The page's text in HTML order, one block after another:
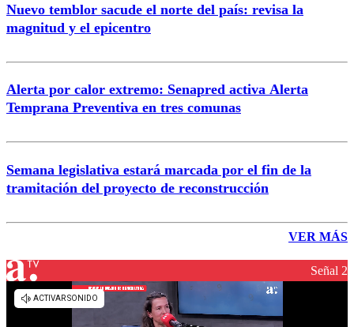
Nuevo temblor sacude el norte del país: revisa la
magnitud y el epicentro
Alerta por calor extremo: Senapred activa Alerta
Temprana Preventiva en tres comunas
Semana legislativa estará marcada por el fin de la
tramitación del proyecto de reconstrucción
VER MÁS
Señal 2